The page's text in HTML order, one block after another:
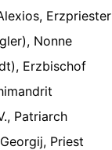
Erzpriester
Nonne
Erzbischof
Patriarch
Priest